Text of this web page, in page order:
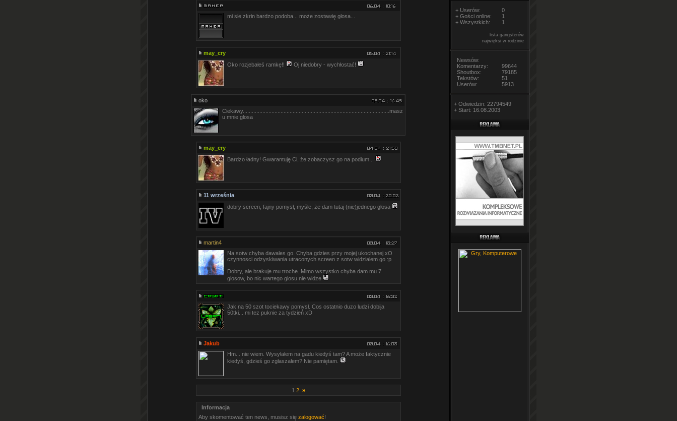
mi sie zkrin bardzo podoba... może zostawię głosa...
may_cry
Oko rozjebałeś ramkę!!
Oj niedobry - wychłostać!
oko
Ciekawy.................................................................................................masz
u mnie glosa
may_cry
Bardzo ładny! Gwarantuję Ci, że zobaczysz go na podium...
11 września
dobry screen, fajny pomysł, myśle, że dam tutaj (nie)jednego głosa
martin4
Na sotw chyba dawales go. Chyba gdzies przy mojej ukochanej xO
czynnosci odzyskiwania utraconych screen z sotw widzialem go :p
Dobry, ale brakuje mu troche. Mimo wszystko chyba dam mu 7
glosow, bo nic wartego glosu nie widze
Jak na 50 szot tociekawy pomysł. Cos ostatnio duzo ludzi dobija
50tki... mi tez puknie za tydzień xD
Jakub
Hm... nie wiem. Wysyłałem na gadu kiedyś tam? A może faktycznie
kiedyś, gdzieś go zgłaszałem? Nie pamiętam.
1 2 »
Informacja
Aby skomentować ten news, musisz się zalogować!
+ Userów:
0
+ Gości online:
1
+ Wszystkich:
1
lista gangsterów
najwięksi w rodzinie
Newsów:
Komentarzy:
99644
Shoutbox:
79185
Tekstów:
51
Userów:
5913
+ Odwiedzin: 22794549
+ Start: 16.08.2003